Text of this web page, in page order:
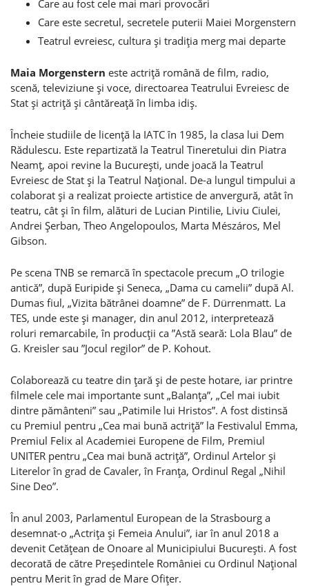
Care au fost cele mai mari provocări
Care este secretul, secretele puterii Maiei Morgenstern
Teatrul evreiesc, cultura şi tradiţia merg mai departe
Maia Morgenstern este actriţă română de film, radio,
scenă, televiziune şi voce, directoarea Teatrului Evreiesc de
Stat şi actriţă şi cântăreaţă în limba idiş.
Încheie studiile de licenţă la IATC în 1985, la clasa lui Dem
Rădulescu. Este repartizată la Teatrul Tineretului din Piatra
Neamţ, apoi revine la Bucureşti, unde joacă la Teatrul
Evreiesc de Stat şi la Teatrul Naţional. De-a lungul timpului a
colaborat şi a realizat proiecte artistice de anvergură, atât în
teatru, cât şi în film, alături de Lucian Pintilie, Liviu Ciulei,
Andrei Şerban, Theo Angelopoulos, Marta Mészáros, Mel
Gibson.
Pe scena TNB se remarcă în spectacole precum „O trilogie
antică”, după Euripide şi Seneca, „Dama cu camelii” după Al.
Dumas fiul, „Vizita bătrânei doamne” de F. Dürrenmatt. La
TES, unde este şi manager, din anul 2012, interpretează
roluri remarcabile, în producţii ca ”Astă seară: Lola Blau” de
G. Kreisler sau ”Jocul regilor” de P. Kohout.
Colaborează cu teatre din ţară şi de peste hotare, iar printre
filmele cele mai importante sunt „Balanţa”, „Cel mai iubit
dintre pământeni” sau „Patimile lui Hristos”. A fost distinsă
cu Premiul pentru „Cea mai bună actriţă” la Festivalul Emma,
Premiul Felix al Academiei Europene de Film, Premiul
UNITER pentru „Cea mai bună actriţă”, Ordinul Artelor şi
Literelor în grad de Cavaler, în Franţa, Ordinul Regal „Nihil
Sine Deo”.
În anul 2003, Parlamentul European de la Strasbourg a
desemnat-o „Actriţa şi Femeia Anului”, iar în anul 2018 a
devenit Cetăţean de Onoare al Municipiului Bucureşti. A fost
decorată de către Preşedintele României cu Ordinul Naţional
pentru Merit în grad de Mare Ofiţer.